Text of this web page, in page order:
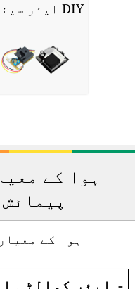
DIY ایئر سینسر
ہوا کے
ہوا کے